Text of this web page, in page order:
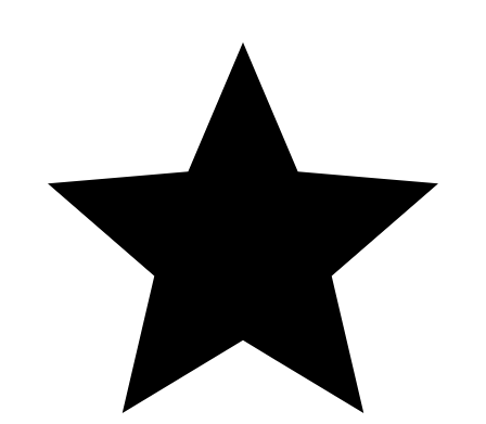
Honduras, Uruguay, Paraguay, Argentina, España, entre otros países
más Loteria Loteka, loteria Quiniela Pale, Loteria NUEVA YORK,
Loteria real y loterias mundiales.
Sacando bonus!!!!🍊🍑🔥#automobile
#tragamonedas #apuestas #casino #parati
NBC 7 San Diego Station Host at Hollywood Casino Jamul-San
Diego 11/29/2016.
Los Jueves son de Seniors en Jubilee
Suscríbete a nuestro canal y siguenos tambien en nuestras cuentas
oficiales: https://www.youtube.com/kenchoproducciones
https://www.facebook.com/kenchoproducciones
https://www.instagram.com/kenchoproducciones/ y tambien en mi